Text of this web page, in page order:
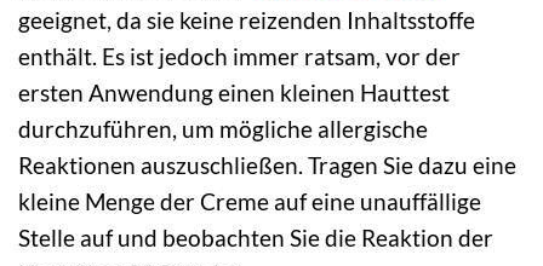
geeignet, da sie keine reizenden Inhaltsstoffe
enthält. Es ist jedoch immer ratsam, vor der
ersten Anwendung einen kleinen Hauttest
durchzuführen, um mögliche allergische
Reaktionen auszuschließen. Tragen Sie dazu eine
kleine Menge der Creme auf eine unauffällige
Stelle auf und beobachten Sie die Reaktion der